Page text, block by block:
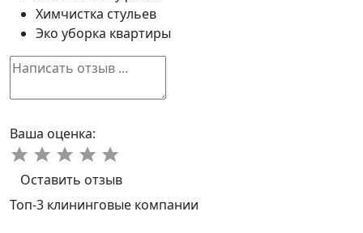
Химчистка стульев
Эко уборка квартиры
Ваша оценка:
Оставить отзыв
Топ-3 клининговые компании